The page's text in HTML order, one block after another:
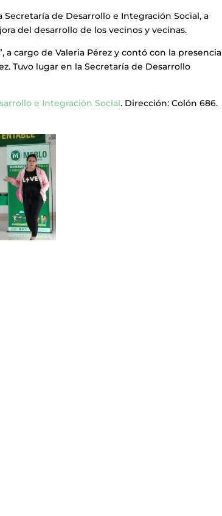
de Desarrollo e Integración Social, a
del desarrollo de los vecinos y vecinas.
a cargo de Valeria Pérez y contó con la presencia
Tuvo lugar en la Secretaría de Desarrollo
e Integración Social. Dirección: Colón 686.